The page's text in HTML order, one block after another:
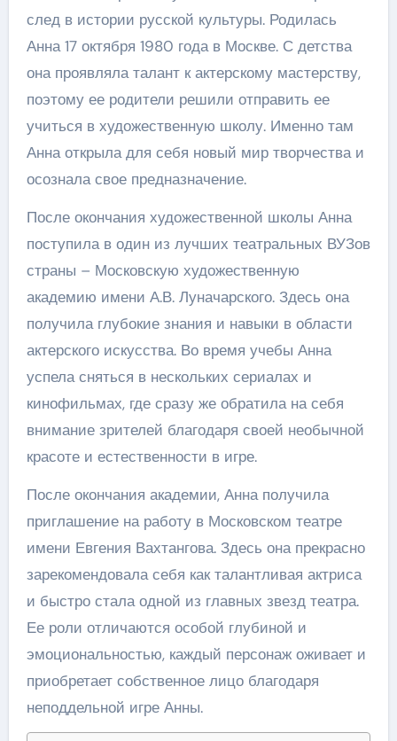
след в истории русской культуры. Родилась
Анна 17 октября 1980 года в Москве. С детства
она проявляла талант к актерскому мастерству,
поэтому ее родители решили отправить ее
учиться в художественную школу. Именно там
Анна открыла для себя новый мир творчества и
осознала свое предназначение.
После окончания художественной школы Анна
поступила в один из лучших театральных ВУЗов
страны – Московскую художественную
академию имени А.В. Луначарского. Здесь она
получила глубокие знания и навыки в области
актерского искусства. Во время учебы Анна
успела сняться в нескольких сериалах и
кинофильмах, где сразу же обратила на себя
внимание зрителей благодаря своей необычной
красоте и естественности в игре.
После окончания академии, Анна получила
приглашение на работу в Московском театре
имени Евгения Вахтангова. Здесь она прекрасно
зарекомендовала себя как талантливая актриса
и быстро стала одной из главных звезд театра.
Ее роли отличаются особой глубиной и
эмоциональностью, каждый персонаж оживает и
приобретает собственное лицо благодаря
неподдельной игре Анны.